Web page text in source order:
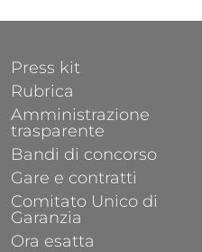
FOOTER 1
Press kit
Rubrica
Amministrazione
trasparente
Bandi di concorso
Gare e contratti
Comitato Unico di
Garanzia
Ora esatta